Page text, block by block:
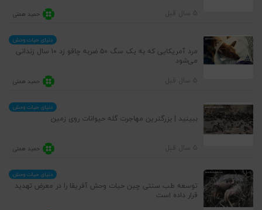
حمید همتی
دنیای حیات وحش
مرد آمریکایی که به یک سگ ۵۰ ضربه چاقو زد ۱۰ سال زندانی
می‌شود
حمید همتی
دنیای حیات وحش
ببینید | بزرگترین مهاجرت گله حیوانات روی زمین
حمید همتی
دنیای حیات وحش
توسعه طب سنتی چین حیات وحش آفریقا را در معرض تهدید
قرار داده است